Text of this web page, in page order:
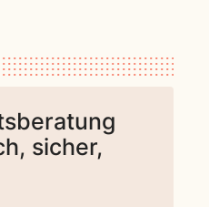
sicher,